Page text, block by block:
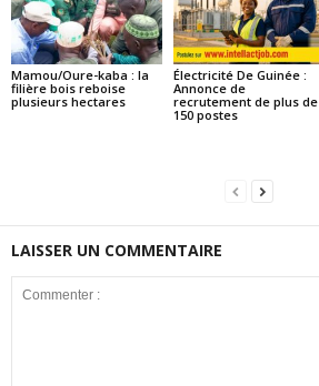
Mamou/Oure-kaba : la
filière bois reboise
plusieurs hectares
Électricité De Guinée :
Annonce de
recrutement de plus de
150 postes
LAISSER UN COMMENTAIRE